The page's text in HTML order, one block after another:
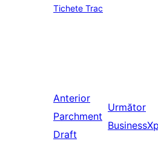
Tichete Trac
Anterior
Parchment
Draft
Următor